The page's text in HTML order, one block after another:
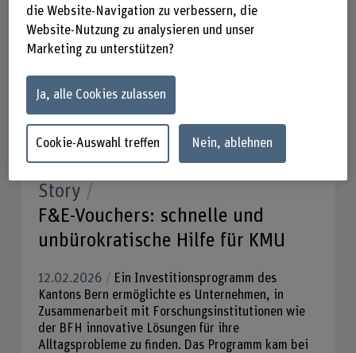
Story
F&E-Vouchers: schnelle und
unbürokratische Hilfe für KMU
12.02.2026
Ein Investitionsprogramm des
Kantons Bern ermöglichte es Unternehmen, in
Zusammenarbeit mit Forschungsinstitutionen wie
der BFH innovative Lösungen für ihre
Alltagsprobleme zu finden. Das Programm kam bei
die Website-Navigation zu verbessern, die
Website-Nutzung zu analysieren und unser
Marketing zu unterstützen?
Ja, alle Cookies zulassen
Cookie-Auswahl treffen Nein, ablehnen